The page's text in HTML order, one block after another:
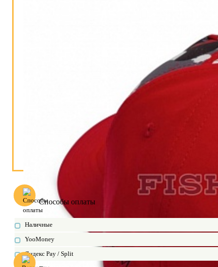
Способы оплаты
Наличные
YooMoney
Яндекс Pay / Split